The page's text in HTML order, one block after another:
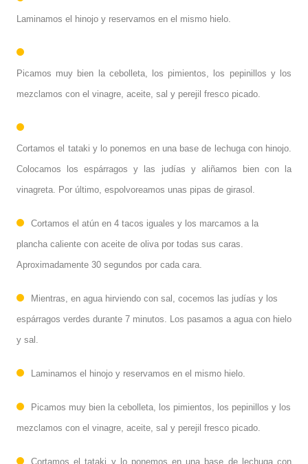
Laminamos el hinojo y reservamos en el mismo hielo.
Picamos muy bien la cebolleta, los pimientos, los pepinillos y los
mezclamos con el vinagre, aceite, sal y perejil fresco picado.
Cortamos el tataki y lo ponemos en una base de lechuga con hinojo.
Colocamos los espárragos y las judías y aliñamos bien con la
vinagreta. Por último, espolvoreamos unas pipas de girasol.
Cortamos el atún en 4 tacos iguales y los marcamos a la
plancha caliente con aceite de oliva por todas sus caras.
Aproximadamente 30 segundos por cada cara.
Mientras, en agua hirviendo con sal, cocemos las judías y los
espárragos verdes durante 7 minutos. Los pasamos a agua con hielo
y sal.
Laminamos el hinojo y reservamos en el mismo hielo.
Picamos muy bien la cebolleta, los pimientos, los pepinillos y los
mezclamos con el vinagre, aceite, sal y perejil fresco picado.
Cortamos el tataki y lo ponemos en una base de lechuga con